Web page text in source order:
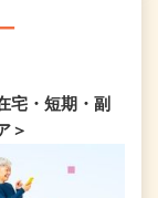
宅・短期・副
＞